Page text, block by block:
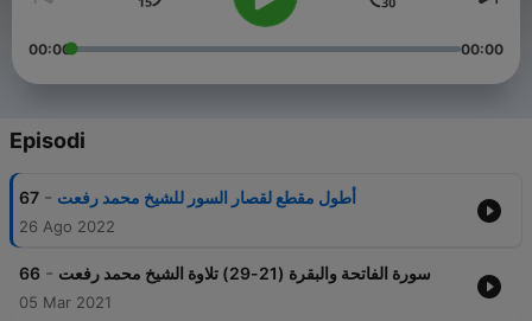
00:00 00:00
Episodi
67 - أطول مقطع لقصار السور للشيخ محمد رفعت
26 Ago 2022
66 - سورة الفاتحة والبقرة (21-29) تلاوة الشيخ محمد رفعت
05 Mar 2021